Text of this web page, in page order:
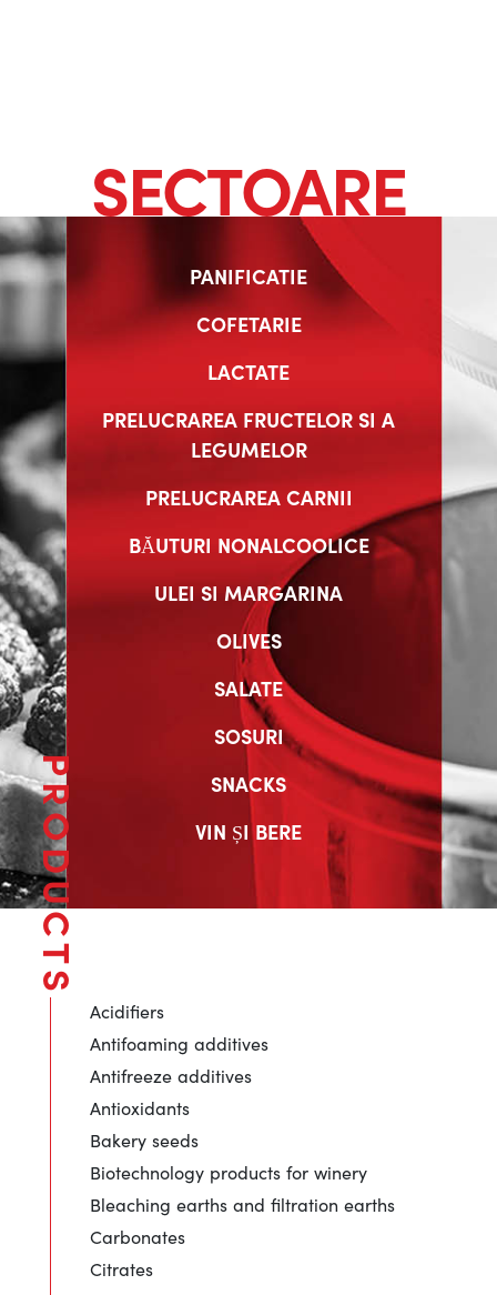
SECTOARE
PANIFICATIE
COFETARIE
LACTATE
PRELUCRAREA FRUCTELOR SI A
LEGUMELOR
PRELUCRAREA CARNII
BĂUTURI NONALCOOLICE
ULEI SI MARGARINA
OLIVES
SALATE
SOSURI
SNACKS
VIN ȘI BERE
PRODUCTS
Acidifiers
Antifoaming additives
Antifreeze additives
Antioxidants
Bakery seeds
Biotechnology products for winery
Bleaching earths and filtration earths
Carbonates
Citrates